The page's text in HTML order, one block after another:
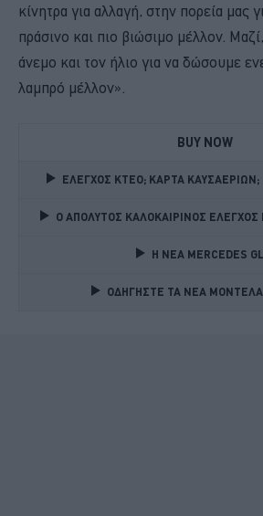
κίνητρα για αλλαγή, στην πορεία μας
πράσινο και πιο βιώσιμο μέλλον.
άνεμο και τον ήλιο για να δώσουμε
λαμπρό μέλλον».
BUY NOW
ΕΛΕΓΧΟΣ ΚΤΕΟ; ΚΑΡΤΑ
Ο ΑΠΟΛΥΤΟΣ ΚΑΛΟΚΑΙΡΙΝΟΣ ΕΛΕΓΧΟΣ
Η ΝΕΑ MERCEDES
ΟΔΗΓΗΣΤΕ ΤΑ ΝΕΑ ΜΟΝΤΕΛΑ